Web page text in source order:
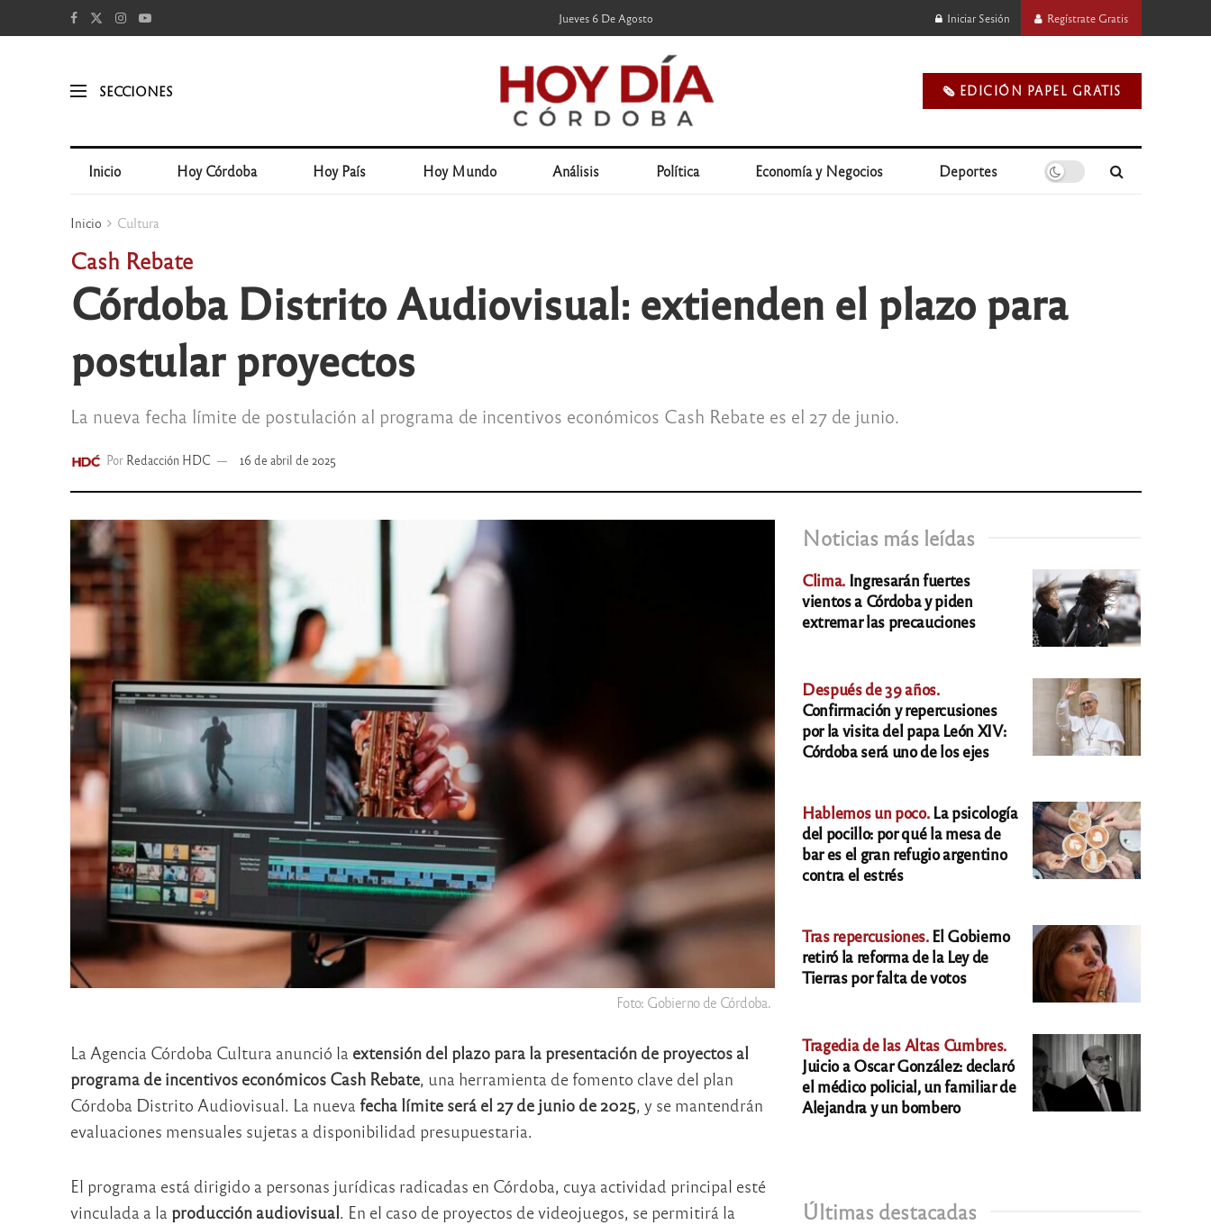
Jueves 6 De Agosto Iniciar Sesión Regístrate Gratis
SECCIONES 🗞️ EDICIÓN PAPEL GRATIS
Inicio Hoy Córdoba Hoy País Hoy Mundo Análisis Política Economía y Negocios Deportes
Inicio Cultura
Cash Rebate
Córdoba Distrito Audiovisual: extienden el plazo para
postular proyectos
La nueva fecha límite de postulación al programa de incentivos económicos Cash Rebate es el 27 de junio.
Por Redacción HDC 16 de abril de 2025
Foto: Gobierno de Córdoba.
La Agencia Córdoba Cultura anunció la extensión del plazo para la presentación de proyectos al
programa de incentivos económicos Cash Rebate, una herramienta de fomento clave del plan
Córdoba Distrito Audiovisual. La nueva fecha límite será el 27 de junio de 2025, y se mantendrán
evaluaciones mensuales sujetas a disponibilidad presupuestaria.
El programa está dirigido a personas jurídicas radicadas en Córdoba, cuya actividad principal esté
vinculada a la producción audiovisual . En el caso de proyectos de videojuegos, se permitirá la
Noticias más leídas
Clima. Ingresarán fuertes
vientos a Córdoba y piden
extremar las precauciones
Después de 39 años.
Confirmación y repercusiones
por la visita del papa León XIV:
Córdoba será uno de los ejes
Hablemos un poco.La psicología
del pocillo: por qué la mesa de
bar es el gran refugio argentino
contra el estrés
Tras repercusiones.El Gobierno
retiró la reforma de la Ley de
Tierras por falta de votos
Tragedia de las Altas Cumbres.
Juicio a Oscar González: declaró
el médico policial, un familiar de
Alejandra y un bombero
Últimas destacadas